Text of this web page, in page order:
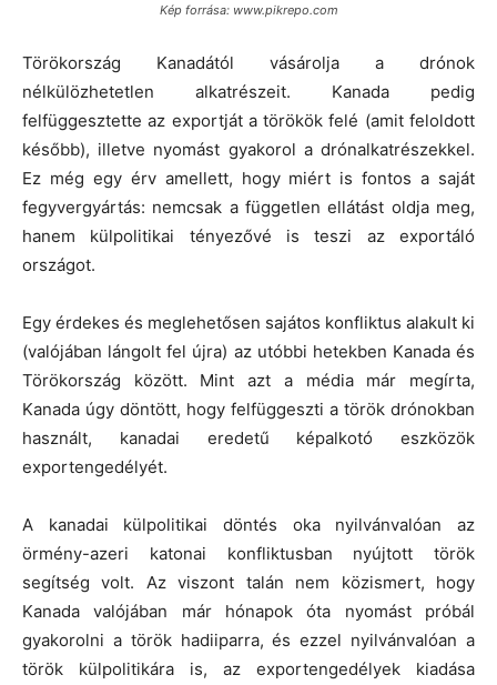
Kép forrása: www.pikrepo.com
Törökország Kanadától vásárolja a drónok
nélkülözhetetlen alkatrészeit. Kanada pedig
felfüggesztette az exportját a törökök felé (amit feloldott
később), illetve nyomást gyakorol a drónalkatrészekkel.
Ez még egy érv amellett, hogy miért is fontos a saját
fegyvergyártás: nemcsak a független ellátást oldja meg,
hanem külpolitikai tényezővé is teszi az exportáló
országot.
Egy érdekes és meglehetősen sajátos konfliktus alakult ki
(valójában lángolt fel újra) az utóbbi hetekben Kanada és
Törökország között. Mint azt a média már megírta,
Kanada úgy döntött, hogy felfüggeszti a török drónokban
használt, kanadai eredetű képalkotó eszközök
exportengedélyét.
A kanadai külpolitikai döntés oka nyilvánvalóan az
örmény-azeri katonai konfliktusban nyújtott török
segítség volt. Az viszont talán nem közismert, hogy
Kanada valójában már hónapok óta nyomást próbál
gyakorolni a török hadiiparra, és ezzel nyilvánvalóan a
török külpolitikára is, az exportengedélyek kiadása